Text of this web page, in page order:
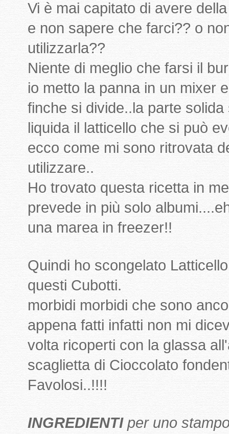
Vi è mai capitato di avere
e non sapere che farci?? o
utilizzarla??
Niente di meglio che farsi il
io metto la panna in un mixer
finche si divide..la parte
liquida il latticello che si può
ecco come mi sono ritrovata
utilizzare..
Ho trovato questa ricetta in
prevede in più solo
una marea in freezer!!
Quindi ho scongelato
questi Cubotti.
morbidi morbidi che sono
appena fatti infatti non mi
volta ricoperti con la glassa
scaglietta di Cioccolato
Favolosi..!!!!
INGREDIENTIper uno